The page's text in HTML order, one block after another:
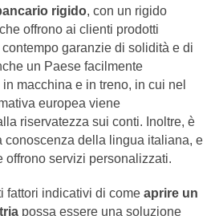
rigido, con un rigido
offrono ai clienti prodotti
garanzie di solidità e di
un Paese facilmente
macchina e in treno, in cui nel
europea viene
riservatezza sui conti. Inoltre, è
conoscenza della lingua italiana, e
offrono servizi personalizzati.
fattori indicativi di come aprire un
possa essere una soluzione